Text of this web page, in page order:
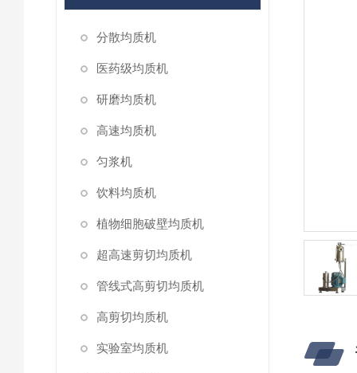
分散均质机
医药级均质机
研磨均质机
高速均质机
匀浆机
饮料均质机
植物细胞破壁均质机
超高速剪切均质机
管线式高剪切均质机
高剪切均质机
实验室均质机